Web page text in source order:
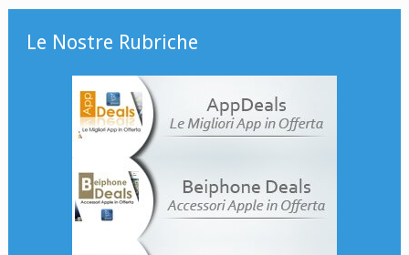
Le Nostre Rubriche